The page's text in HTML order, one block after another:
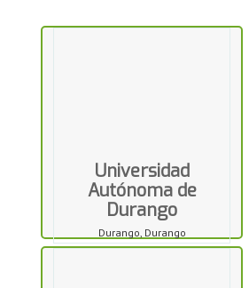
Universidad
Autónoma de
Durango
Durango, Durango